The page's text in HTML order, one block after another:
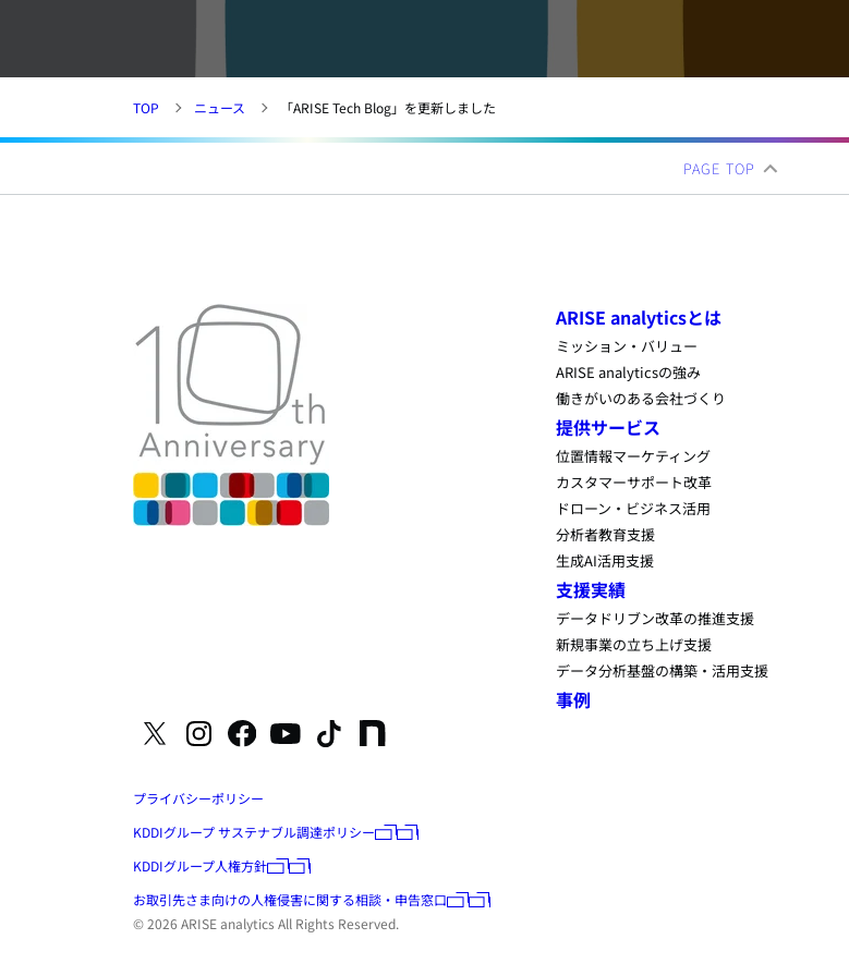
TOP ニュース 「ARISE Tech Blog」を更新しました
PAGE TOP
プライバシーポリシー
KDDIグループ サステナブル調達ポリシー
KDDIグループ人権方針
お取引先さま向けの人権侵害に関する相談・申告窓口
ARISE analyticsとは
ミッション・バリュー
ARISE analyticsの強み
働きがいのある会社づくり
提供サービス
位置情報マーケティング
カスタマーサポート改革
ドローン・ビジネス活用
分析者教育支援
生成AI活用支援
支援実績
データドリブン改革の推進支援
新規事業の立ち上げ支援
データ分析基盤の構築・活用支援
事例
© 2026 ARISE analytics All Rights Reserved.